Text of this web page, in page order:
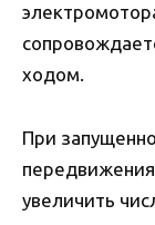
ходом.
При
увеличить